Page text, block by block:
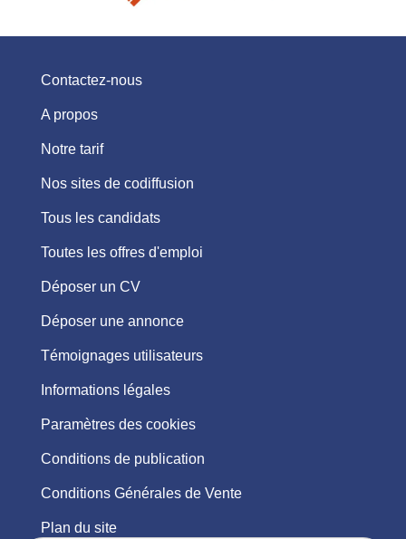
Contactez-nous
A propos
Notre tarif
Nos sites de codiffusion
Tous les candidats
Toutes les offres d'emploi
Déposer un CV
Déposer une annonce
Témoignages utilisateurs
Informations légales
Paramètres des cookies
Conditions de publication
Conditions Générales de Vente
Plan du site